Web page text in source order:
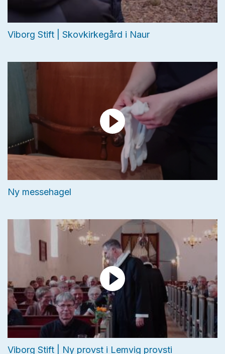
Viborg Stift | Skovkirkegård i Naur
Ny messehagel
Viborg Stift | Ny provst i Lemvig provsti